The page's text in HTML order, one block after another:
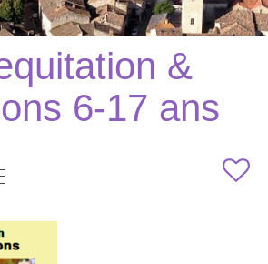
&
6-17 ans